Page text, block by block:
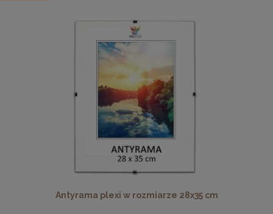
Komplet 5 sztuk klipsów do antyram
Cena regularna:
Najniższa cena:255,99 zł
Antyrama plexi w rozmiarze 28x35 cm